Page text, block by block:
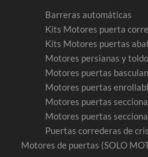
Barreras automáticas
Kits Motores puerta
Kits Motores puertas
Motores persianas y
Motores puertas
Motores puertas
Motores puertas
Motores puertas
Puertas correderas de
Motores de puertas (SOLO